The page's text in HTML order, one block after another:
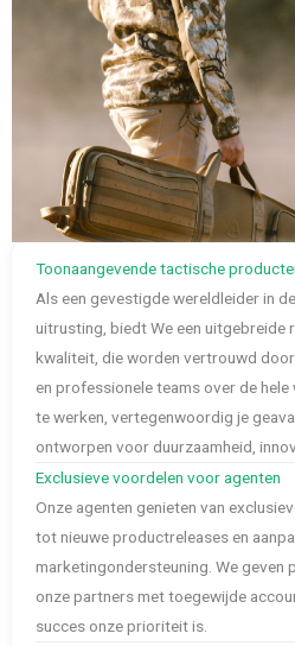
Toonaangevende tactische
Als een gevestigde wereldleider in
uitrusting, biedt We een uitgebreide
kwaliteit, die worden vertrouwd
en professionele teams over de
te werken, vertegenwoordig je
ontworpen voor duurzaamheid,
Exclusieve voordelen voor agenten
Onze agenten genieten van
tot nieuwe productreleases en
marketingondersteuning. We geven
onze partners met toegewijde
succes onze prioriteit is.